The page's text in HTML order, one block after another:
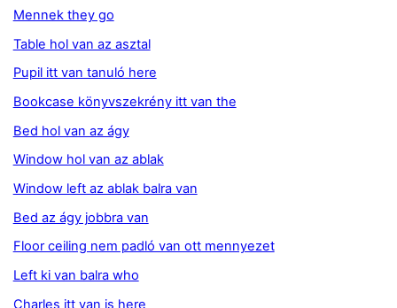
Mennek they go
Table hol van az asztal
Pupil itt van tanuló here
Bookcase könyvszekrény itt van the
Bed hol van az ágy
Window hol van az ablak
Window left az ablak balra van
Bed az ágy jobbra van
Floor ceiling nem padló van ott mennyezet
Left ki van balra who
Charles itt van is here